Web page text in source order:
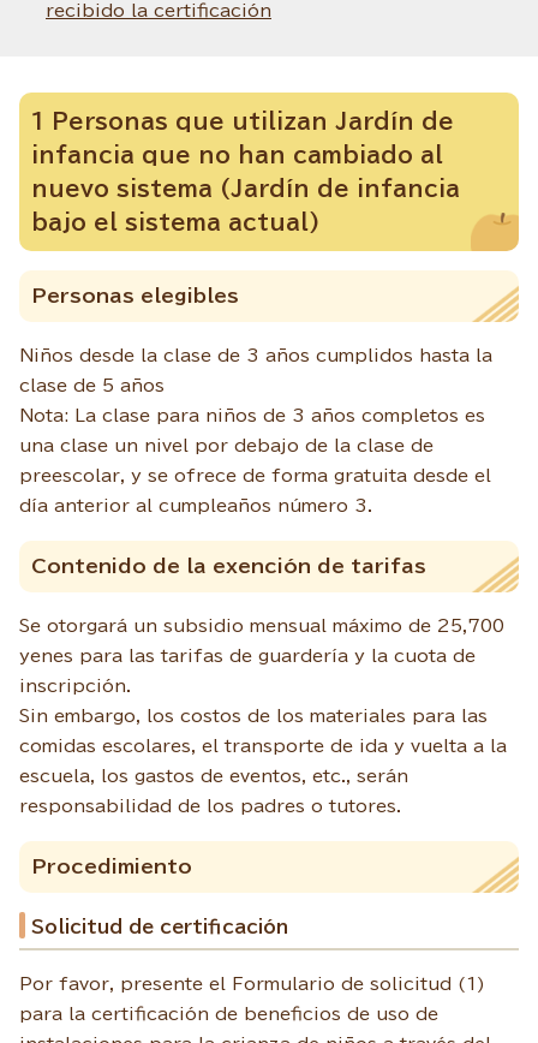
recibido la certificación
1 Personas que utilizan Jardín de
infancia que no han cambiado al
nuevo sistema (Jardín de infancia
bajo el sistema actual)
Personas elegibles
Niños desde la clase de 3 años cumplidos hasta la
clase de 5 años
Nota: La clase para niños de 3 años completos es
una clase un nivel por debajo de la clase de
preescolar, y se ofrece de forma gratuita desde el
día anterior al cumpleaños número 3.
Contenido de la exención de tarifas
Se otorgará un subsidio mensual máximo de 25,700
yenes para las tarifas de guardería y la cuota de
inscripción.
Sin embargo, los costos de los materiales para las
comidas escolares, el transporte de ida y vuelta a la
escuela, los gastos de eventos, etc., serán
responsabilidad de los padres o tutores.
Procedimiento
Solicitud de certificación
Por favor, presente el Formulario de solicitud (1)
para la certificación de beneficios de uso de